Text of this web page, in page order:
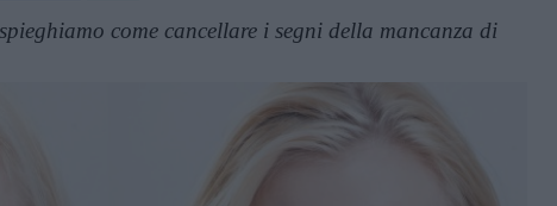
come cancellare i segni della mancanza di